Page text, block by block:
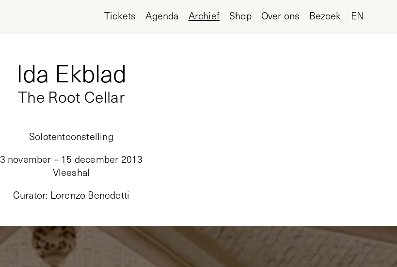
Tickets Agenda Archief Shop Over ons Bezoek EN
The Root Cellar
Ida Ekblad
Solotentoonstelling
3 november – 15 december 2013
Vleeshal
Curator: Lorenzo Benedetti